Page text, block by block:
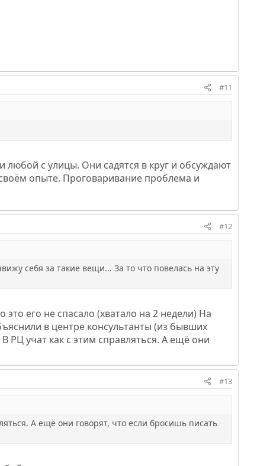
#11
любой с улицы. Они садятся в круг и обсуждают
опыте. Проговаривание проблема и
#12
себя за такие вещи... За то что повелась на эту
его не спасало (хватало на 2 недели) На
в центре консультанты (из бывших
РЦ учат как с этим справляться. А ещё они
#13
А ещё они говорят, что если бросишь писать